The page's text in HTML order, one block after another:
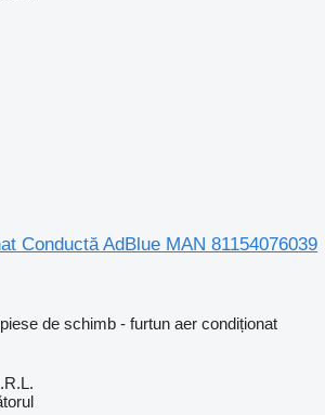
Conductă AdBlue MAN 81154076039
de schimb - furtun aer condiționat